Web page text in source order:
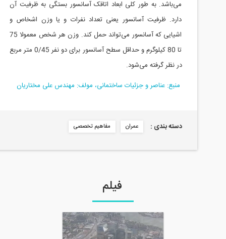
می‌باشد. به طور کلی ابعاد اتاقک آسانسور بستگی به ظرفیت آن
دارد. ظرفیت آسانسور یعنی تعداد نفرات و یا وزن اشخاص و
اشیایی که آسانسور می‌تواند حمل کند. وزن هر شخص معمولا 75
/ 0 متر مربع
در نظر گرفته می‌شود.
منبع: عناصر و جزئیات ساختمانی، مولف: مهندس علی مختاریان
دسته بندی : عمران مفاهیم تخصصی